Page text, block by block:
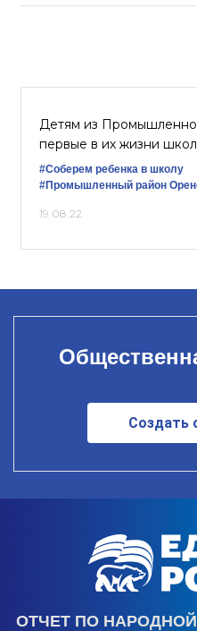
Детям из
первые в их жизни
#Соберем ребенка в школу
#Промышленный район
19.08.22
Создать
ОТЧЕТ ПО НАРОДНОЙ